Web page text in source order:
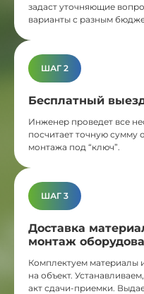
задаст уточняющие
варианты с разным
ШАГ 2
Бесплатный
Инженер проведет все
посчитает точную сумму
монтажа под “ключ”.
ШАГ 3
Доставка
монтаж
Комплектуем материалы
на объект.
акт сдачи-приемки.